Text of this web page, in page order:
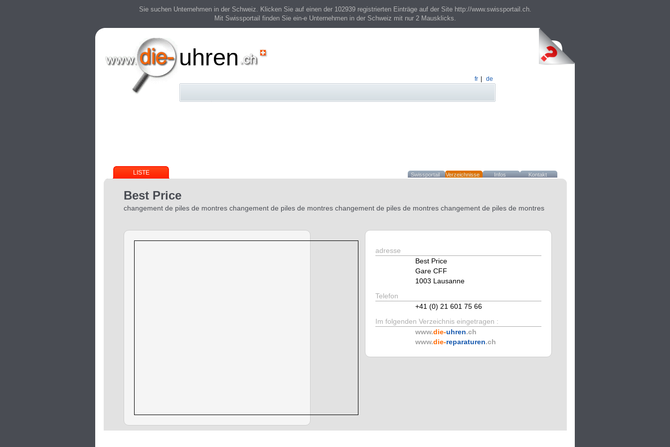
Sie suchen Unternehmen in der Schweiz. Klicken Sie auf einen der 102939 registrierten Einträge auf der Site http://www.swissportail.ch.
Mit Swissportail finden Sie ein-e Unternehmen in der Schweiz mit nur 2 Mausklicks.
uhren
fr de
LISTE Swissportail Verzeichnisse Infos Kontakt
Best Price
changement de piles de montres changement de piles de montres changement de piles de montres changement de piles de montres
adresse
Best Price
Gare CFF
1003 Lausanne
Telefon
+41 (0) 21 601 75 66
Im folgenden Verzeichnis eingetragen :
www.die-uhren.ch
www.die-reparaturen.ch